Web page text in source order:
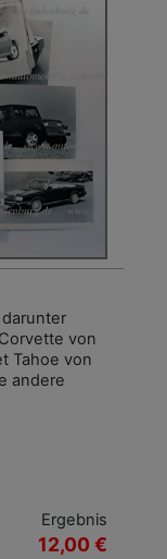
von
Tahoe von
andere
Ergebnis
12,00 €